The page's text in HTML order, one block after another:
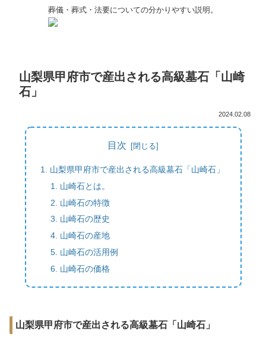
葬儀・葬式・法要についての分かりやすい説明。
山梨県甲府市で産出される高級墓石「山崎
石」
2024.02.08
目次
山梨県甲府市で産出される高級墓石「山崎石」
山崎石とは。
山崎石の特徴
山崎石の歴史
山崎石の産地
山崎石の活用例
山崎石の価格
山梨県甲府市で産出される高級墓石「山崎石」